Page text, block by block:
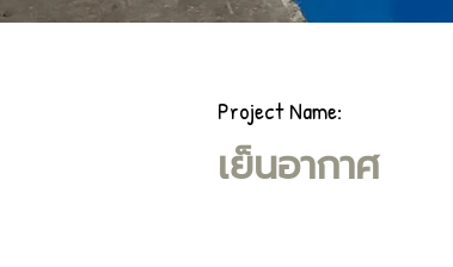
Project Name:
เย็นอากาศ